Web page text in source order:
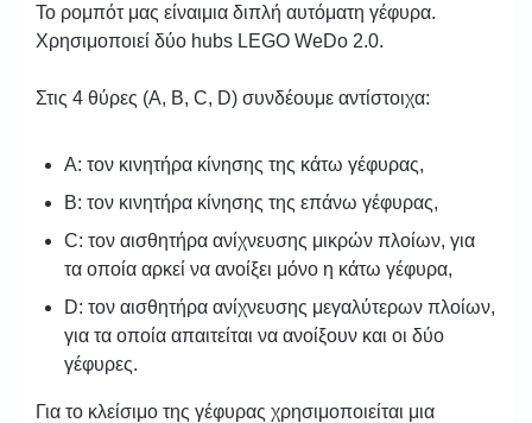
Το ρομπότ μας είναιμια διπλή αυτόματη γέφυρα.
Χρησιμοποιεί δύο hubs LEGO WeDo 2.0.
Στις 4 θύρες (Α, Β, C, D) συνδέουμε αντίστοιχα:
Α: τον κινητήρα κίνησης της κάτω γέφυρας,
Β: τον κινητήρα κίνησης της επάνω γέφυρας,
C: τον αισθητήρα ανίχνευσης μικρών πλοίων, για
τα οποία αρκεί να ανοίξει μόνο η κάτω γέφυρα,
D: τον αισθητήρα ανίχνευσης μεγαλύτερων πλοίων,
για τα οποία απαιτείται να ανοίξουν και οι δύο
γέφυρες.
Για το κλείσιμο της γέφυρας χρησιμοποιείται μια